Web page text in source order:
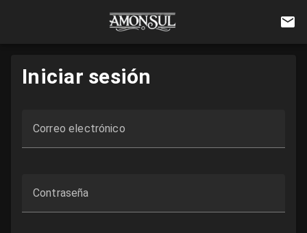
Iniciar sesión
Correo electrónico
Contraseña